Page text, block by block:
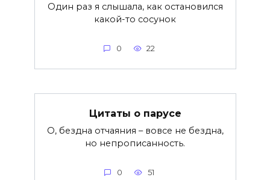
Один раз я слышала, как остановился
какой-то сосунок
0 22
Цитаты о парусе
О, бездна отчаяния – вовсе не бездна,
но непрописанность.
0 51